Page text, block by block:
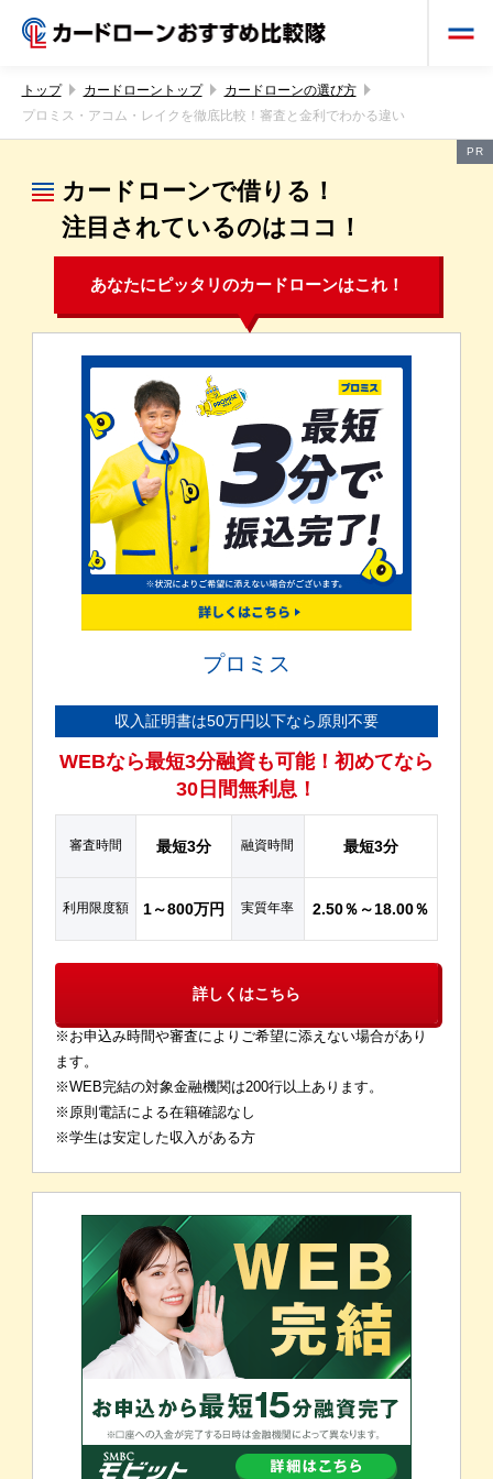
トップ カードローントップ
カードローンの選び方
プロミス・アコム・レイクを徹底比較！審査と金利でわかる違い
PR
カードローンで借りる！
注目されているのはココ！
あなたにピッタリのカードローンはこれ！
プロミス
収入証明書は50万円以下なら原則不要
WEBなら最短3分融資も可能！初めてなら
30日間無利息！
審査時間 最短3分 融資時間 最短3分
利用限度額 1～800万円 実質年率 2.50％～18.00％
詳しくはこちら
※お申込み時間や審査によりご希望に添えない場合があり
ます。
※WEB完結の対象金融機関は200行以上あります。
※原則電話による在籍確認なし
※学生は安定した収入がある方